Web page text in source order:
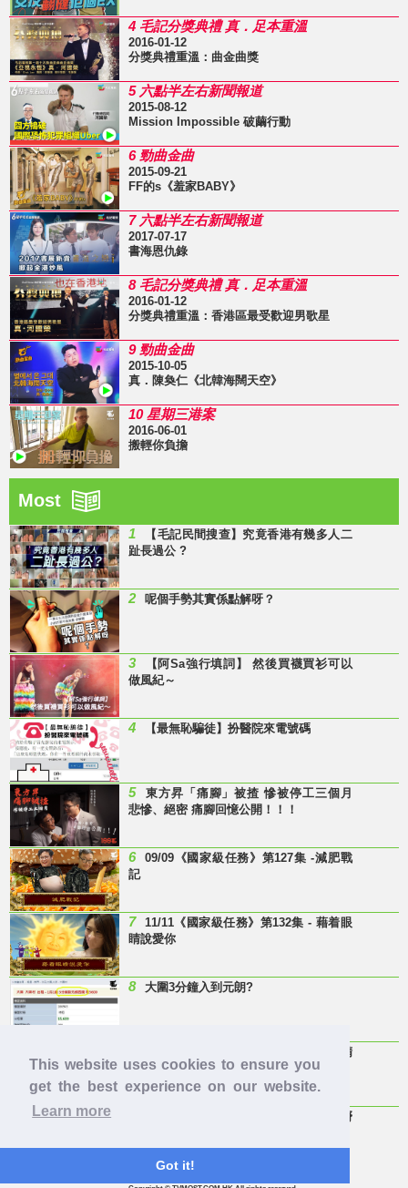
This website uses cookies to ensure you
get the best experience on our website.
Learn more
Got it!
4 毛記分獎典禮 真．足本重溫
2016-01-12
分獎典禮重溫：曲金曲獎
5 六點半左右新聞報道
2015-08-12
Mission Impossible 破繭行動
6 勁曲金曲
2015-09-21
FF的s《羞家BABY》
7 六點半左右新聞報道
2017-07-17
書海恩仇錄
8 毛記分獎典禮 真．足本重溫
2016-01-12
分獎典禮重溫：香港區最受歡迎男歌星
9 勁曲金曲
2015-10-05
真．陳奐仁《北韓海闊天空》
10 星期三港案
2016-06-01
搬輕你負擔
Most
1
【毛記民間搜查】究竟香港有幾多人二
趾長過公 ?
2 呢個手勢其實係點解呀？
3
【阿Sa強行填詞】 然後買襪買衫可以
做風紀～
4 【最無恥騙徒】扮醫院來電號碼
5
東方昇「痛腳」被揸 慘被停工三個月
悲慘、絕密 痛腳回憶公開！！！
6
09/09《國家級任務》第127集 -減肥戰
記
7
11/11《國家級任務》第132集 - 藉着眼
睛說愛你
8 大圍3分鐘入到元朗?
Last Minute 迎接Baby雞精班！滴雞精
邊隻好？
【童年回憶】 有冇人記得呢兩隻嘢